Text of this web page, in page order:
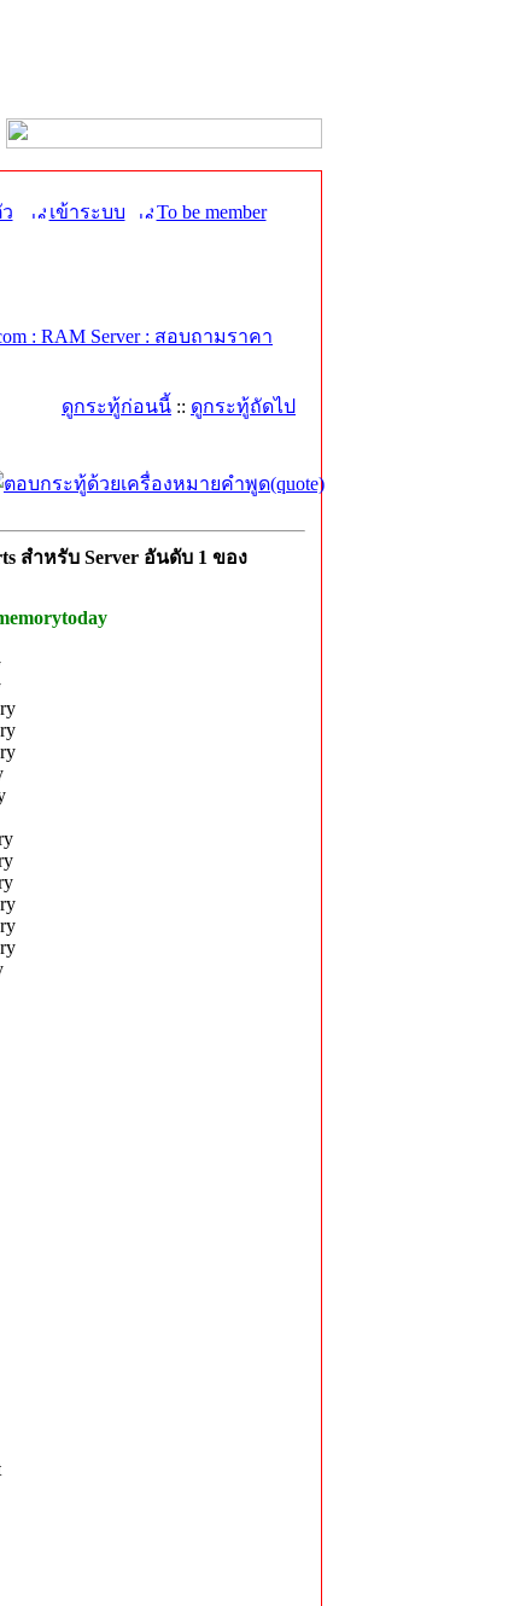
เข้าระบบ To be member
: RAM Server : สอบถามราคา
ดูกระทู้ก่อนนี้ :: ดูกระทู้ถัดไป
สำหรับ Server อันดับ 1 ของ